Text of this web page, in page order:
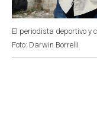
El periodista deportivo y
Foto: Darwin Borrelli